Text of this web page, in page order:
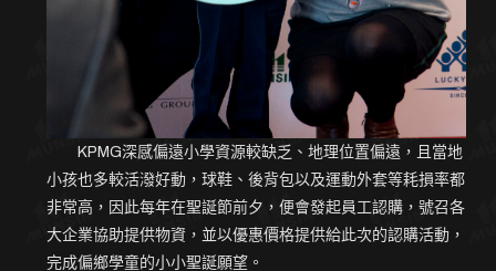
KPMG深感偏遠小學資源較缺乏、地理位置偏遠，且當地
小孩也多較活潑好動，球鞋、後背包以及運動外套等耗損率都
非常高，因此每年在聖誕節前夕，便會發起員工認購，號召各
大企業協助提供物資，並以優惠價格提供給此次的認購活動，
完成偏鄉學童的小小聖誕願望。